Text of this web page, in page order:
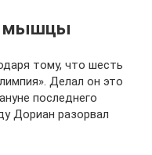
мышцы
тому, что шесть
Делал он это
последнего
Дориан разорвал